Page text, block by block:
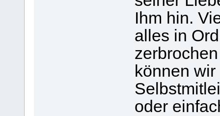
Ihm hin.
alles in
können
oder